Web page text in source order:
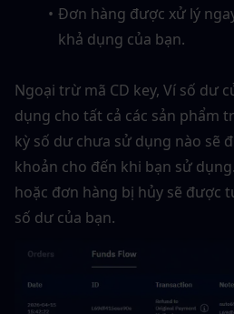
Đơn hàng được xử lý
khả dụng của bạn.
Ngoại trừ mã CD key, Ví số dư
dụng cho tất cả các sản phẩm
kỳ số dư chưa sử dụng nào sẽ
khoản cho đến khi bạn sử
hoặc đơn hàng bị hủy sẽ được
số dư của bạn.